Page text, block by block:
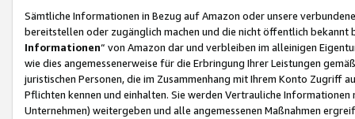
Sämtliche Informationen in Bezug auf Amazon oder unsere
bereitstellen oder zugänglich machen und die nicht öffentlich
Informationen“ von Amazon dar und verbleiben im alleinigen
wie dies angemessenerweise für die Erbringung Ihrer Leistungen
juristischen Personen, die im Zusammenhang mit Ihrem Konto
Pflichten kennen und einhalten. Sie werden Vertrauliche
Unternehmen) weitergeben und alle angemessenen Maßnahmen